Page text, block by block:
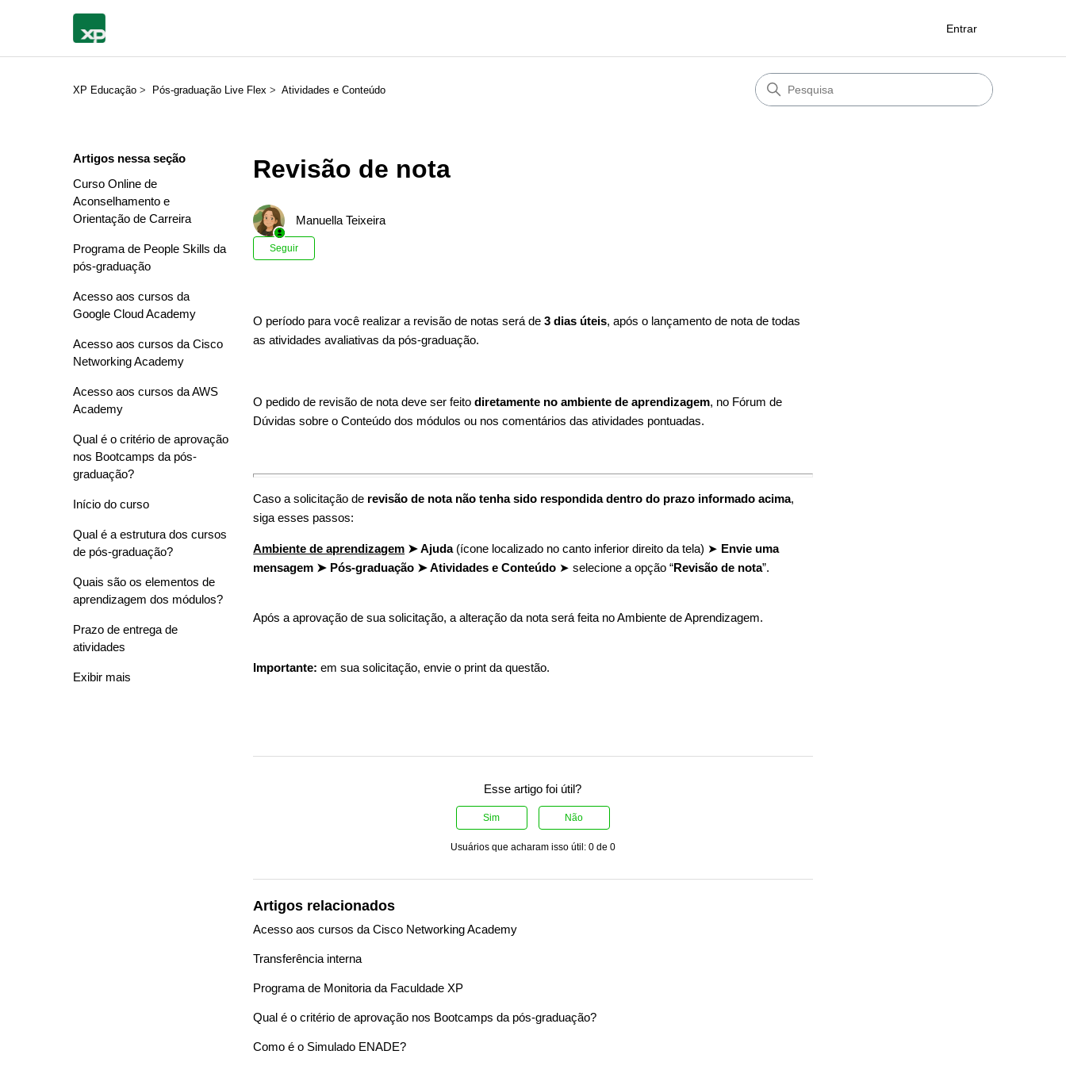
Entrar
XP Educação Pós-graduação Live Flex Atividades e Conteúdo
Artigos nessa seção
Curso Online de
Aconselhamento e
Orientação de Carreira
Programa de People Skills da
pós-graduação
Acesso aos cursos da
Google Cloud Academy
Acesso aos cursos da Cisco
Networking Academy
Acesso aos cursos da AWS
Academy
Qual é o critério de aprovação
nos Bootcamps da pós-
graduação?
Início do curso
Qual é a estrutura dos cursos
de pós-graduação?
Quais são os elementos de
aprendizagem dos módulos?
Prazo de entrega de
atividades
Exibir mais
Revisão de nota
Manuella Teixeira
Seguir
O período para você realizar a revisão de notas será de3 dias úteis, após o lançamento de nota de todas
as atividades avaliativas da pós-graduação.
O pedido de revisão de nota deve ser feitodiretamente no ambiente de aprendizagem, no Fórum de
Dúvidas sobre o Conteúdo dos módulos ou nos comentários das atividades pontuadas.
Caso a solicitação de revisão de nota não tenha sido respondida dentro do prazo informado acima,
siga esses passos:
Ambiente de aprendizagem ➤ Ajuda(ícone localizado no canto inferior direito da tela) ➤ Envie uma
mensagem ➤ Pós-graduação ➤ Atividades e Conteúdo ➤ selecione a opção “Revisão de nota”.
Após a aprovação de sua solicitação, a alteração da nota será feita no Ambiente de Aprendizagem.
Importante: em sua solicitação, envie o print da questão.
Esse artigo foi útil?
Sim Não
Usuários que acharam isso útil: 0 de 0
Artigos relacionados
Acesso aos cursos da Cisco Networking Academy
Transferência interna
Programa de Monitoria da Faculdade XP
Qual é o critério de aprovação nos Bootcamps da pós-graduação?
Como é o Simulado ENADE?